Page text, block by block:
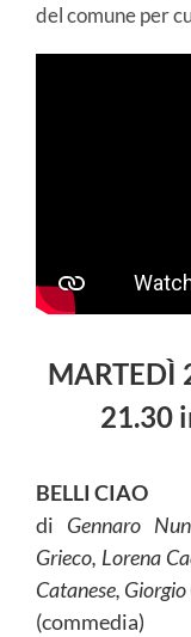
del comune per
MARTEDÌ
21.30
BELLI CIAO
di Gennaro
Grieco, Lorena
Catanese,
(commedia)